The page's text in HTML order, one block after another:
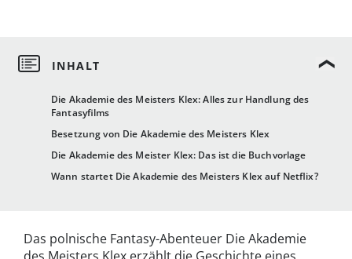
Die Akademie des Meisters Klex: Alles zur Handlung des
Fantasyfilms
Besetzung von Die Akademie des Meisters Klex
Die Akademie des Meister Klex: Das ist die Buchvorlage
Wann startet Die Akademie des Meisters Klex auf Netflix?
Das polnische Fantasy-Abenteuer Die Akademie